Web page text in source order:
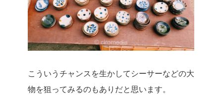
こういうチャンスを生かしてシーサーなどの大
物を狙ってみるのもありだと思います。